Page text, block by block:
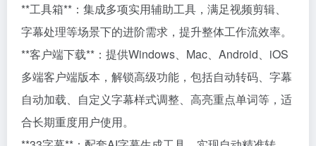
**工具箱**：集成多项实用辅助工具，满足视频剪辑、
字幕处理等场景下的进阶需求，提升整体工作流效率。
**客户端下载**：提供Windows、Mac、Android、iOS
多端客户端版本，解锁高级功能，包括自动转码、字幕
自动加载、自定义字幕样式调整、高亮重点单词等，适
合长期重度用户使用。